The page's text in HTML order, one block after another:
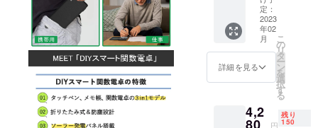
上の都
合等に
より出
荷時期
が遅れ
る場合
支援に
より量
・一般
販売予
定価
格：
5,480円
※リター
ンはす
べて
料込み
の金額
定：
2023
年02
月
詳細を見る
こ
の
リ
タ
ー
ン
を
選
択
す
る
4,2
80 円
残り
150